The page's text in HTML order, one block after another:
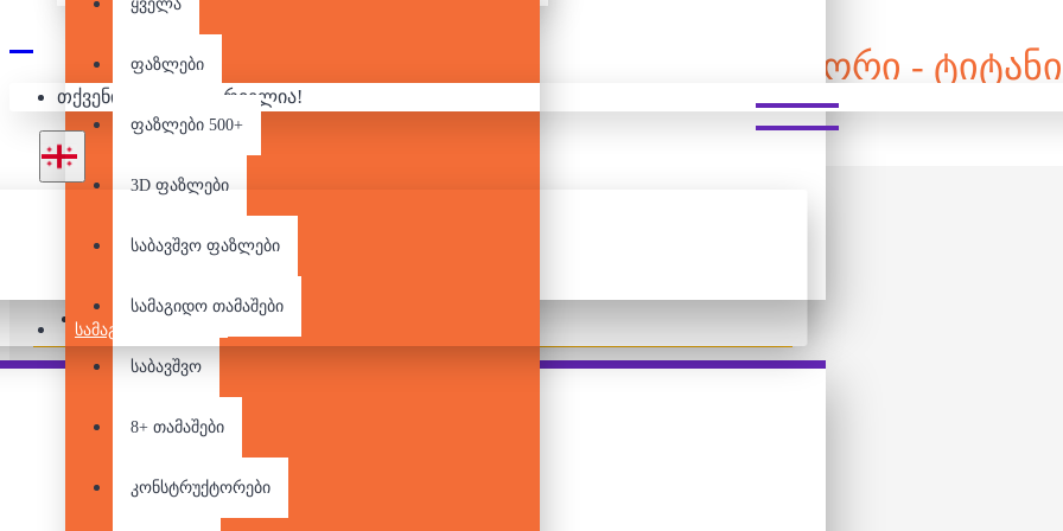
ᲡᲐᲛᲐᲒᲘᲓᲝ ᲗᲐᲛᲐᲨᲔᲑᲘ
ყველა
ფაზლები
ფაზლები 500+
3D ფაზლები
საბავშვო ფაზლები
სამაგიდო თამაშები
საბავშვო
8+ თამაშები
კონსტრუქტორები
თქვენი კალათა ცარიელია!
ᲚᲔᲒᲝ/ᲙᲝᲜᲡᲢᲠᲣᲥᲢᲝᲠᲘ -
არ არის მარაგში
Pair it With People Also Bought